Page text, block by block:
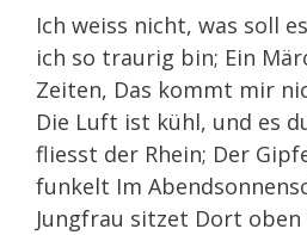
Ich weiss nicht, was soll
ich so traurig bin; Ein
Zeiten, Das kommt mir
Die Luft ist kühl, und es
fliesst der Rhein; Der
funkelt Im
Jungfrau sitzet Dort